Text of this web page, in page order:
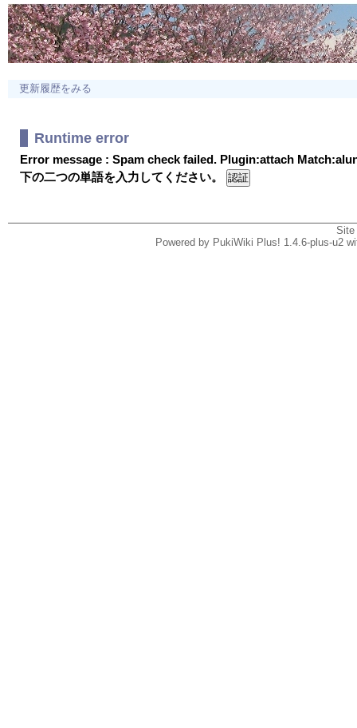
更新履歴をみる
Runtime error
Error message : Spam check failed. Plugin:attach
下の二つの単語を入力してください。
Powered by PukiWiki Plus! 1.4.6-plus-u2